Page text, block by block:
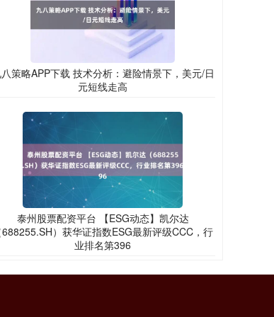
策略APP下载 技术分析：避险情景下，美元/日
元短线走高
泰州股票配资平台 【ESG动态】凯尔达
688255.SH）获华证指数ESG最新评级CCC，行
业排名第396